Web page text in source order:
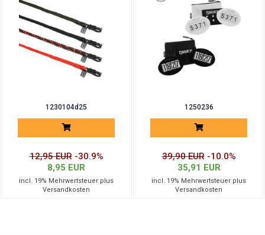
1230104d25
12,95 EUR -30.9%
8,95 EUR
incl. 19% Mehrwertsteuer plus
Versandkosten
1250236
39,90 EUR -10.0%
35,91 EUR
incl. 19% Mehrwertsteuer plus
Versandkosten